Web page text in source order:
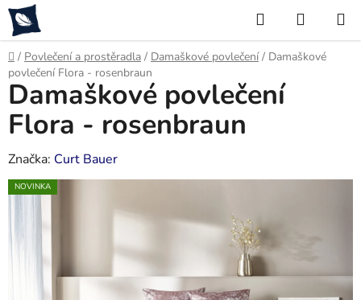
Přejít
na
obsah
Hledat
KOŠÍK
Domů
/ Povlečení a prostěradla / Damaškové povlečení / Damaškové
povlečení Flora - rosenbraun
Damaškové povlečení
Flora - rosenbraun
Značka: Curt Bauer
NOVINKA